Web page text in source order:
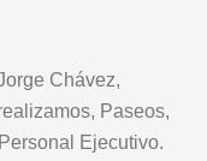
Chávez,
Paseos,
Ejecutivo.